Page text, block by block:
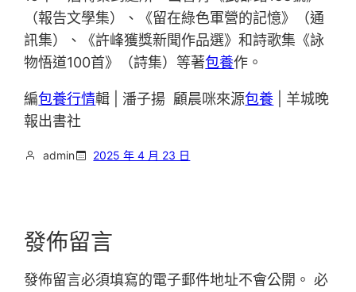
（報告文學集）、《留在綠色軍營的記憶》（通
訊集）、《許峰獲獎新聞作品選》和詩歌集《詠
物悟道100首》（詩集）等著包養作。
編包養行情輯 | 潘子揚 顧晨咪來源包養 | 羊城晚
報出書社
admin 2025 年 4 月 23 日
發佈留言
發佈留言必須填寫的電子郵件地址不會公開。 必